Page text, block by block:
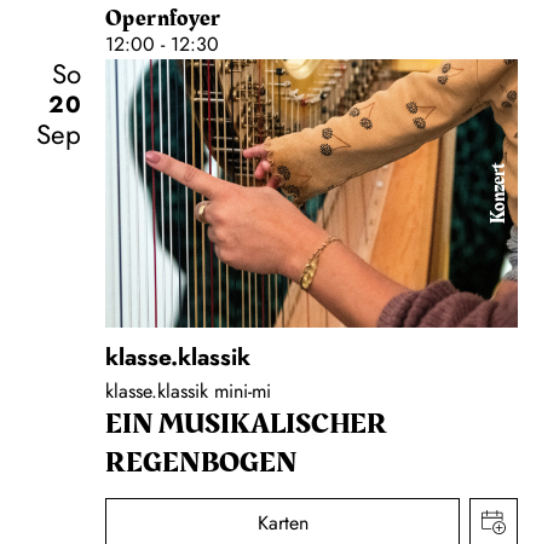
Opernfoyer
12:00 - 12:30
So
20
Sep
Konzert
klasse.klassik
klasse.klassik mini-mi
EIN MUSIKALISCHER
REGENBOGEN
Karten